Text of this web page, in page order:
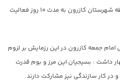
،بهداشتی و امنیت غدایی در۲۵ نقطه شهرستان کازرون به مدت ۱۰ روز فعالیت
جمعه کازرون در این رزمایش بر لزوم
داشت : بسیجیان این مرز و بوم قدرت
در کار سازندگی نیز مشارکت دارند.